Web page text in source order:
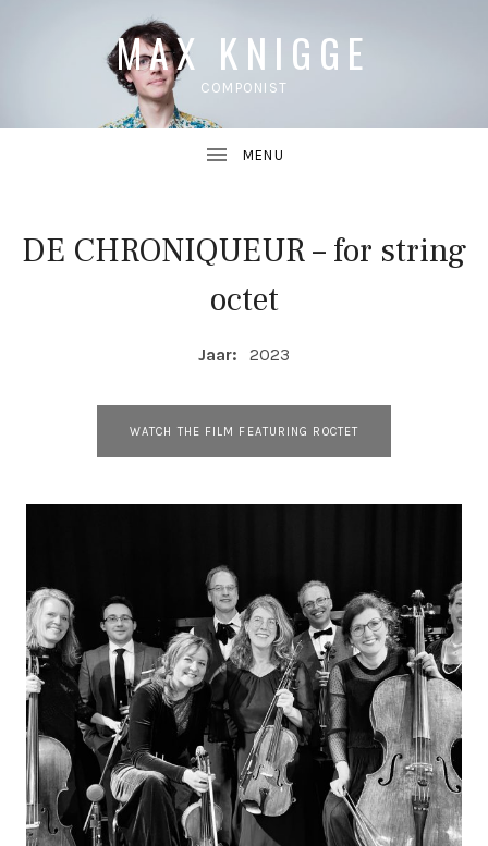
MAX KNIGGE
COMPONIST
DE CHRONIQUEUR – for string
octet
COMPOSITIE DETAILS
Jaar: 2023
COMPOSITIE LINKS
WATCH THE FILM FEATURING ROCTET